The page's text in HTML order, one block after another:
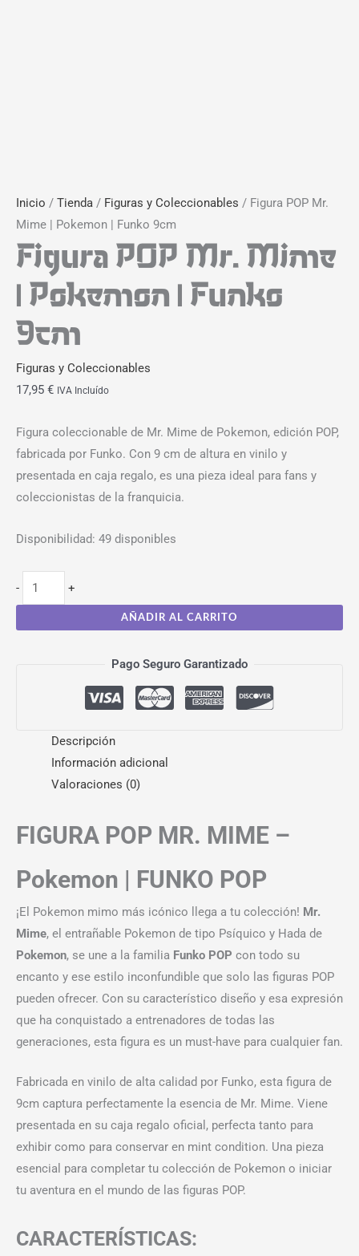
Inicio / Tienda / Figuras y Coleccionables / Figura POP Mr.
Mime | Pokemon | Funko 9cm
Figura POP Mr. Mime
| Pokemon | Funko
9cm
Figuras y Coleccionables
17,95 € IVA Incluído
Figura coleccionable de Mr. Mime de Pokemon, edición POP,
fabricada por Funko. Con 9 cm de altura en vinilo y
presentada en caja regalo, es una pieza ideal para fans y
coleccionistas de la franquicia.
Disponibilidad: 49 disponibles
- +
AÑADIR AL CARRITO
Pago Seguro Garantizado
Descripción
Información adicional
Valoraciones (0)
FIGURA POP MR. MIME –
Pokemon | FUNKO POP
¡El Pokemon mimo más icónico llega a tu colección! Mr.
Mime, el entrañable Pokemon de tipo Psíquico y Hada de
Pokemon, se une a la familia Funko POP con todo su
encanto y ese estilo inconfundible que solo las figuras POP
pueden ofrecer. Con su característico diseño y esa expresión
que ha conquistado a entrenadores de todas las
generaciones, esta figura es un must-have para cualquier fan.
Fabricada en vinilo de alta calidad por Funko, esta figura de
9cm captura perfectamente la esencia de Mr. Mime. Viene
presentada en su caja regalo oficial, perfecta tanto para
exhibir como para conservar en mint condition. Una pieza
esencial para completar tu colección de Pokemon o iniciar
tu aventura en el mundo de las figuras POP.
CARACTERÍSTICAS: